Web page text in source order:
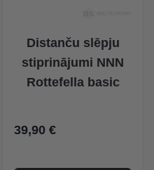
Distanču slēpju
stiprinājumi NNN
Rottefella basic
39,90 €